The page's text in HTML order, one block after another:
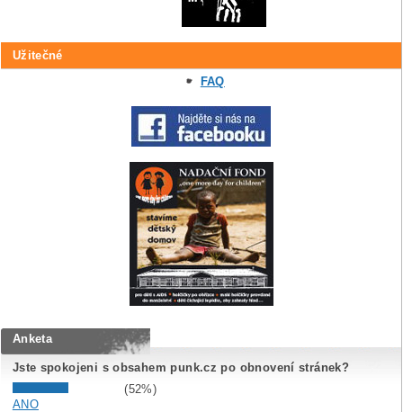
Užitečné
FAQ
Anketa
Jste spokojeni s obsahem punk.cz po obnovení stránek?
(52%)
ANO